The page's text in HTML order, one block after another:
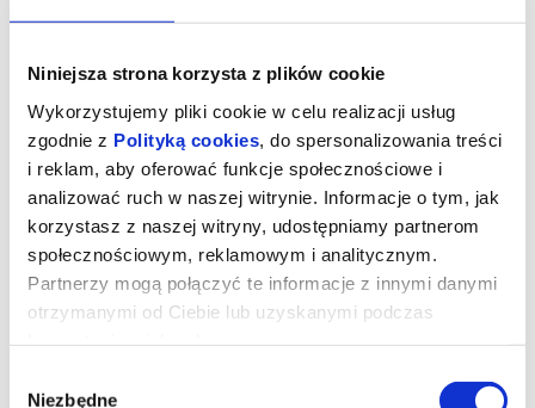
Niniejsza strona korzysta z plików cookie
Wykorzystujemy pliki cookie w celu realizacji usług
zgodnie z Polityką cookies , do spersonalizowania treści
i reklam, aby oferować funkcje społecznościowe i
analizować ruch w naszej witrynie. Informacje o tym, jak
korzystasz z naszej witryny, udostępniamy partnerom
społecznościowym, reklamowym i analitycznym.
Partnerzy mogą połączyć te informacje z innymi danymi
otrzymanymi od Ciebie lub uzyskanymi podczas
Niezbędne
Milcząca przyjaciółka
Czy można zaprzyjaźnić się z drzewem i dzięki temu zmienić
swoje życie?
W nagrodzonym na festiwalu w Wenecji filmie Ildikó Enyedi
pełnej emocji podróży. „Milcząca przyjaciółka” zaprasza do świata,
w którym ludzie potrafią nawiązać głębokie relacje z naturą i